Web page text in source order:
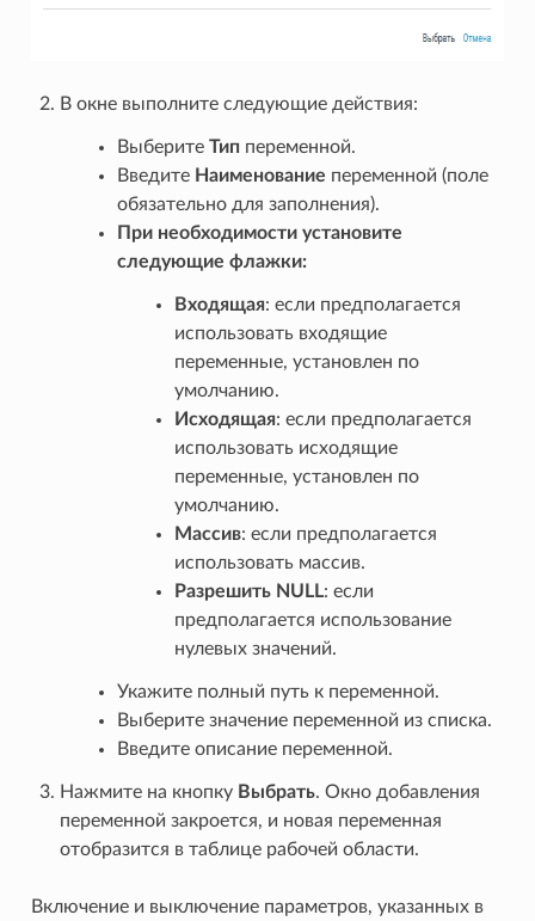
В окне выполните следующие действия:
Выберите Типпеременной.
Введите Наименование переменной (поле
обязательно для заполнения).
При необходимости установите
следующие флажки:
Входящая: если предполагается
использовать входящие
переменные, установлен по
умолчанию.
Исходящая: если предполагается
использовать исходящие
переменные, установлен по
умолчанию.
Массив: если предполагается
использовать массив.
Разрешить NULL: если
предполагается использование
нулевых значений.
Укажите полный путь к переменной.
Выберите значение переменной из списка.
Введите описание переменной.
Нажмите на кнопку Выбрать. Окно добавления
переменной закроется, и новая переменная
отобразится в таблице рабочей области.
Включение и выключение параметров, указанных в